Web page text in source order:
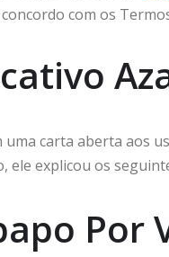
com os
carta aberta aos
ele explicou os
Por